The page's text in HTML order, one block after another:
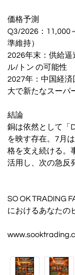
価格予測
Q3/2026：11,000
準維持）
2026年末：供給逼
ル/トン の可能性
2027年：中国経
大で新たなスーパ
結論
銅は依然として「
を映す存在。7月
格を支え続ける。
活用し、次の急反
SO OK TRADING
におけるあなたの